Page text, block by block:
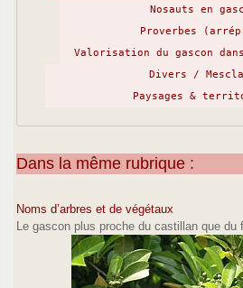
Nosauts en
Proverbes
Valorisation du gascon
Divers /
Paysages &
Dans la même rubrique :
Noms d’arbres et de végétaux
Le gascon plus proche du castillan que du